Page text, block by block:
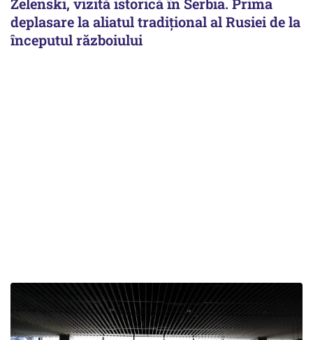
deplasare la aliatul tradițional al Rusiei de la
începutul războiului